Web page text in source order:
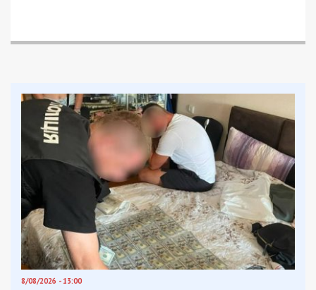
допомогу 40 постраждалим.
постраждалих, організовано видачу одягу та
речей першої необхідності.
За попередніми даними можливого відселення
потребують мешканці 236 квартир (орієнтовно
понад 400 осіб). Місцевими органами влади
організовано тимчасове проживання 43 осіб, які
звернулись за допомогою.
Національною поліцією встановлюється місце
знаходження мешканців будинку.
На місці події розгорнуто штаб з ліквідації
надзвичайної ситуації.